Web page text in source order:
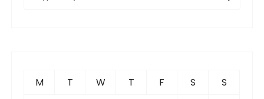
M T W T F S
S